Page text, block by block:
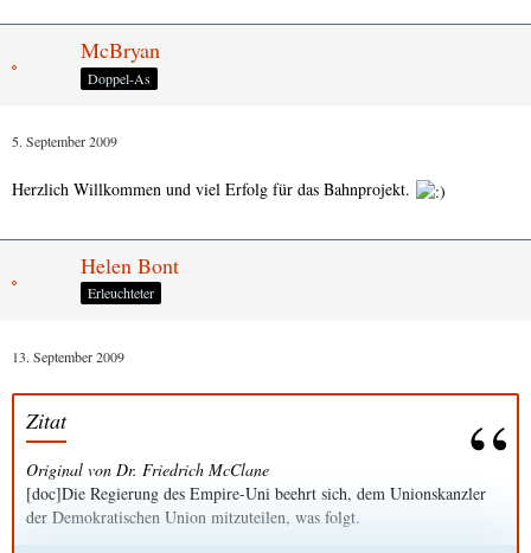
McBryan
Doppel-As
5. September 2009
Herzlich Willkommen und viel Erfolg für das Bahnprojekt.
Helen Bont
Erleuchteter
13. September 2009
Zitat
Original von Dr. Friedrich McClane
[doc]Die Regierung des Empire-Uni beehrt sich, dem Unionskanzler
der Demokratischen Union mitzuteilen, was folgt.